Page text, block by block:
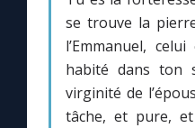
se trouve la
l’Emmanuel,
habité dans ton
virginité de
tâche, et pure,